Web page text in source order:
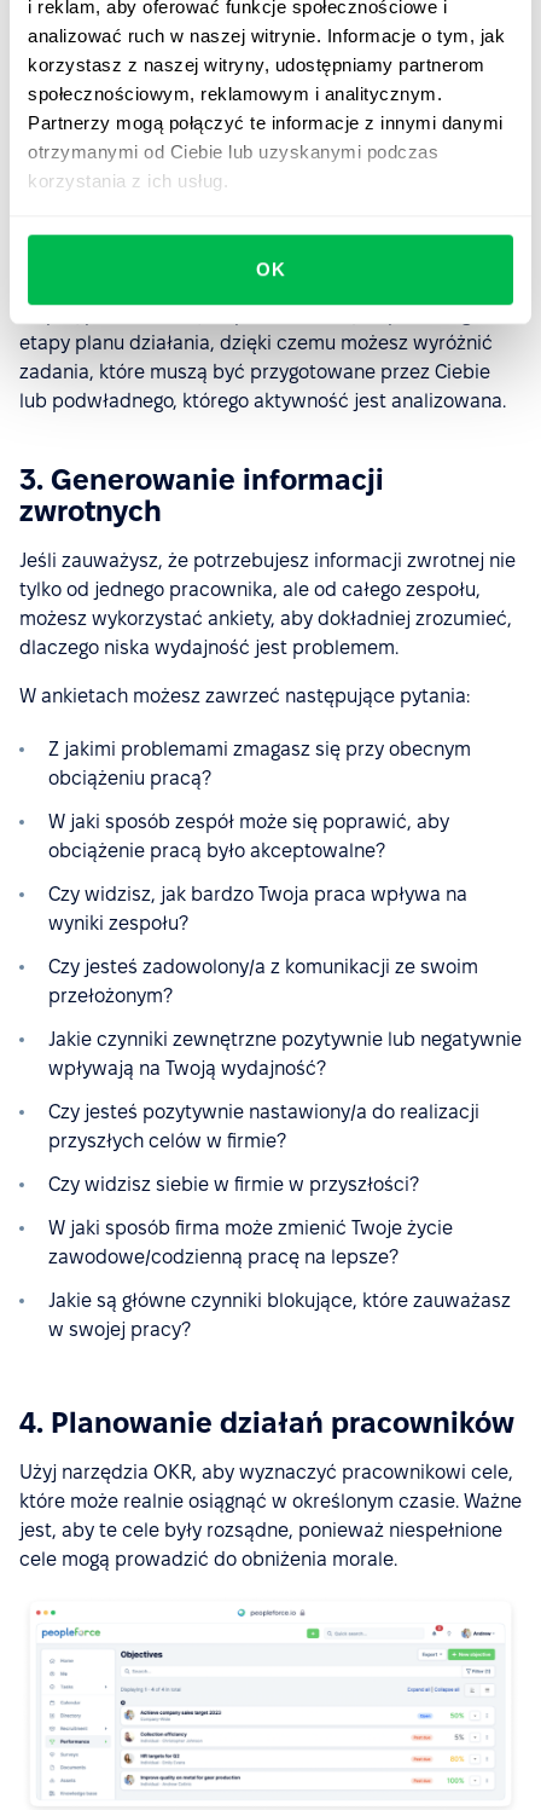
i reklam, aby oferować funkcje społecznościowe i
analizować ruch w naszej witrynie. Informacje o tym, jak
korzystasz z naszej witryny, udostępniamy partnerom
społecznościowym, reklamowym i analitycznym.
Partnerzy mogą połączyć te informacje z innymi danymi
otrzymanymi od Ciebie lub uzyskanymi podczas
korzystania z ich usług.
OK
przypadek powinien być rozpatrywany indywidualnie,
możliwe jest przecież, że jego przyczyny są niezależne i
nie dotyczą miejsca pracy.
Przede wszystkim musisz uzyskać informację zwrotną
od pracownika, dlatego wykorzystaj spotkania 1:1. Ich
narzędzia pozwalają omówić nie tylko przyczyny i
plan dalszego działania.
etapy planu działania, dzięki czemu możesz wyróżnić
zadania, które muszą być przygotowane przez Ciebie
lub podwładnego, którego aktywność jest analizowana.
3. Generowanie informacji
zwrotnych
Jeśli zauważysz, że potrzebujesz informacji zwrotnej nie
tylko od jednego pracownika, ale od całego zespołu,
możesz wykorzystać ankiety, aby dokładniej zrozumieć,
dlaczego niska wydajność jest problemem.
W ankietach możesz zawrzeć następujące pytania:
Z jakimi problemami zmagasz się przy obecnym
obciążeniu pracą?
W jaki sposób zespół może się poprawić, aby
obciążenie pracą było akceptowalne?
Czy widzisz, jak bardzo Twoja praca wpływa na
wyniki zespołu?
Czy jesteś zadowolony/a z komunikacji ze swoim
przełożonym?
Jakie czynniki zewnętrzne pozytywnie lub negatywnie
wpływają na Twoją wydajność?
Czy jesteś pozytywnie nastawiony/a do realizacji
przyszłych celów w firmie?
Czy widzisz siebie w firmie w przyszłości?
W jaki sposób firma może zmienić Twoje życie
zawodowe/codzienną pracę na lepsze?
Jakie są główne czynniki blokujące, które zauważasz
w swojej pracy?
4. Planowanie działań pracowników
Użyj narzędzia OKR, aby wyznaczyć pracownikowi cele,
które może realnie osiągnąć w określonym czasie. Ważne
jest, aby te cele były rozsądne, ponieważ niespełnione
cele mogą prowadzić do obniżenia morale.